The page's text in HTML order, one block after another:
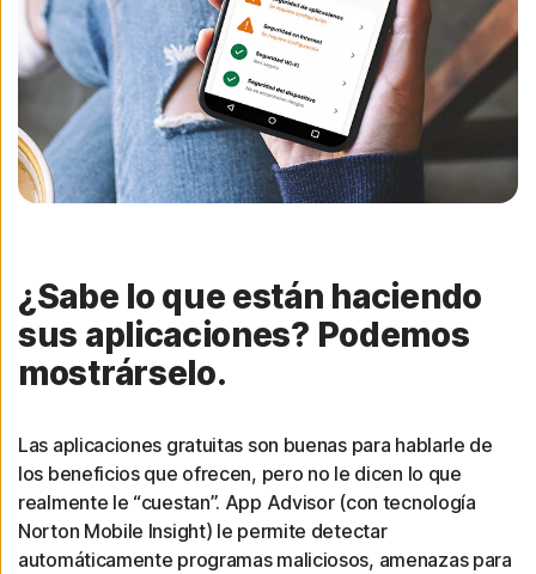
¿Sabe lo que están haciendo
sus aplicaciones? Podemos
mostrárselo.
Las aplicaciones gratuitas son buenas para hablarle de
los beneficios que ofrecen, pero no le dicen lo que
realmente le “cuestan”. App Advisor (con tecnología
Norton Mobile Insight) le permite detectar
automáticamente programas maliciosos, amenazas para